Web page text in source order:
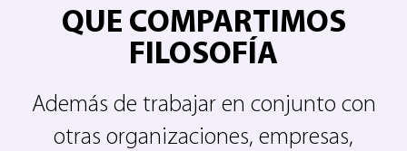
QUE COMPARTIMOS
FILOSOFÍA
Además de trabajar en conjunto con
otras organizaciones, empresas,